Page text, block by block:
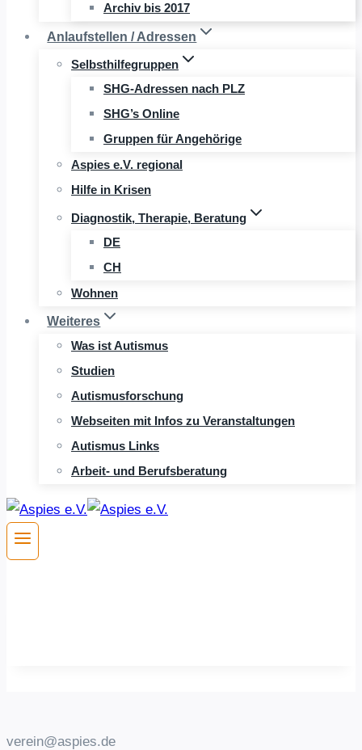
Archiv bis 2017
Anlaufstellen / Adressen
Selbsthilfegruppen
SHG-Adressen nach PLZ
SHG’s Online
Gruppen für Angehörige
Aspies e.V. regional
Hilfe in Krisen
Diagnostik, Therapie, Beratung
DE
CH
Wohnen
Weiteres
Was ist Autismus
Studien
Autismusforschung
Webseiten mit Infos zu Veranstaltungen
Autismus Links
Arbeit- und Berufsberatung
verein@aspies.de